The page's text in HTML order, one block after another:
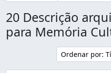
20 Descrição
para Memória
Ordenar por: